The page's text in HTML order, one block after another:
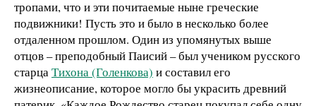
тропами, что и эти почитаемые ныне греческие
подвижники! Пусть это и было в несколько более
отдаленном прошлом. Один из упомянутых выше
отцов – преподобный Паисий – был учеником русского
старцаТихона (Голенкова) и составил его
жизнеописание, которое могло бы украсить древний